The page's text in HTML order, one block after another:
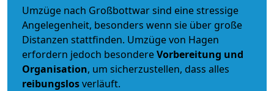
Umzüge nach Großbottwar sind eine stressige
Angelegenheit, besonders wenn sie über große
Distanzen stattfinden. Umzüge von Hagen
erfordern jedoch besondereVorbereitung und
Organisation, um sicherzustellen, dass alles
reibungslosverläuft.